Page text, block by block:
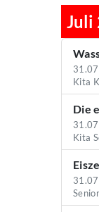
Juli
Kita
Die
Kita